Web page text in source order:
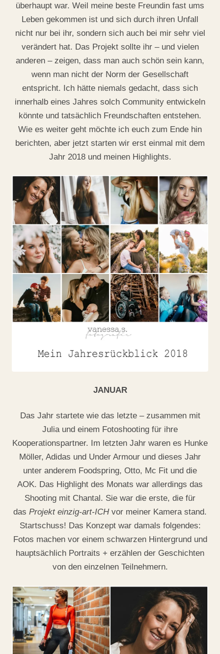
überhaupt war. Weil meine beste Freundin fast ums
Leben gekommen ist und sich durch ihren Unfall
nicht nur bei ihr, sondern sich auch bei mir sehr viel
verändert hat. Das Projekt sollte ihr – und vielen
anderen – zeigen, dass man auch schön sein kann,
wenn man nicht der Norm der Gesellschaft
entspricht. Ich hätte niemals gedacht, dass sich
innerhalb eines Jahres solch Community entwickeln
könnte und tatsächlich Freundschaften entstehen.
Wie es weiter geht möchte ich euch zum Ende hin
berichten, aber jetzt starten wir erst einmal mit dem
Jahr 2018 und meinen Highlights.
JANUAR
Das Jahr startete wie das letzte – zusammen mit
Julia und einem Fotoshooting für ihre
Kooperationspartner. Im letzten Jahr waren es Hunke
Möller, Adidas und Under Armour und dieses Jahr
unter anderem Foodspring, Otto, Mc Fit und die
AOK. Das Highlight des Monats war allerdings das
Shooting mit Chantal. Sie war die erste, die für
das Projekt einzig-art-ICHvor meiner Kamera stand.
Startschuss! Das Konzept war damals folgendes:
Fotos machen vor einem schwarzen Hintergrund und
hauptsächlich Portraits + erzählen der Geschichten
von den einzelnen Teilnehmern.